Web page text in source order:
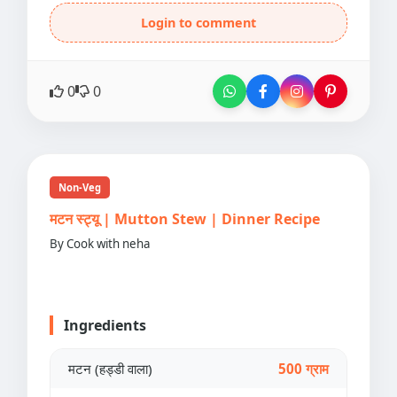
Login to comment
0 0
Non-Veg
मटन स्ट्यू | Mutton Stew | Dinner Recipe
By Cook with neha
Ingredients
मटन (हड्डी वाला) 500 ग्राम